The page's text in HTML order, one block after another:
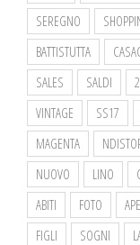
SEREGNO
BATTISTUTTA
SALES
SALDI
VINTAGE
SS17
MAGENTA
NUOVO
LINO
ABITI
FOTO
FIGLI
SOGNI